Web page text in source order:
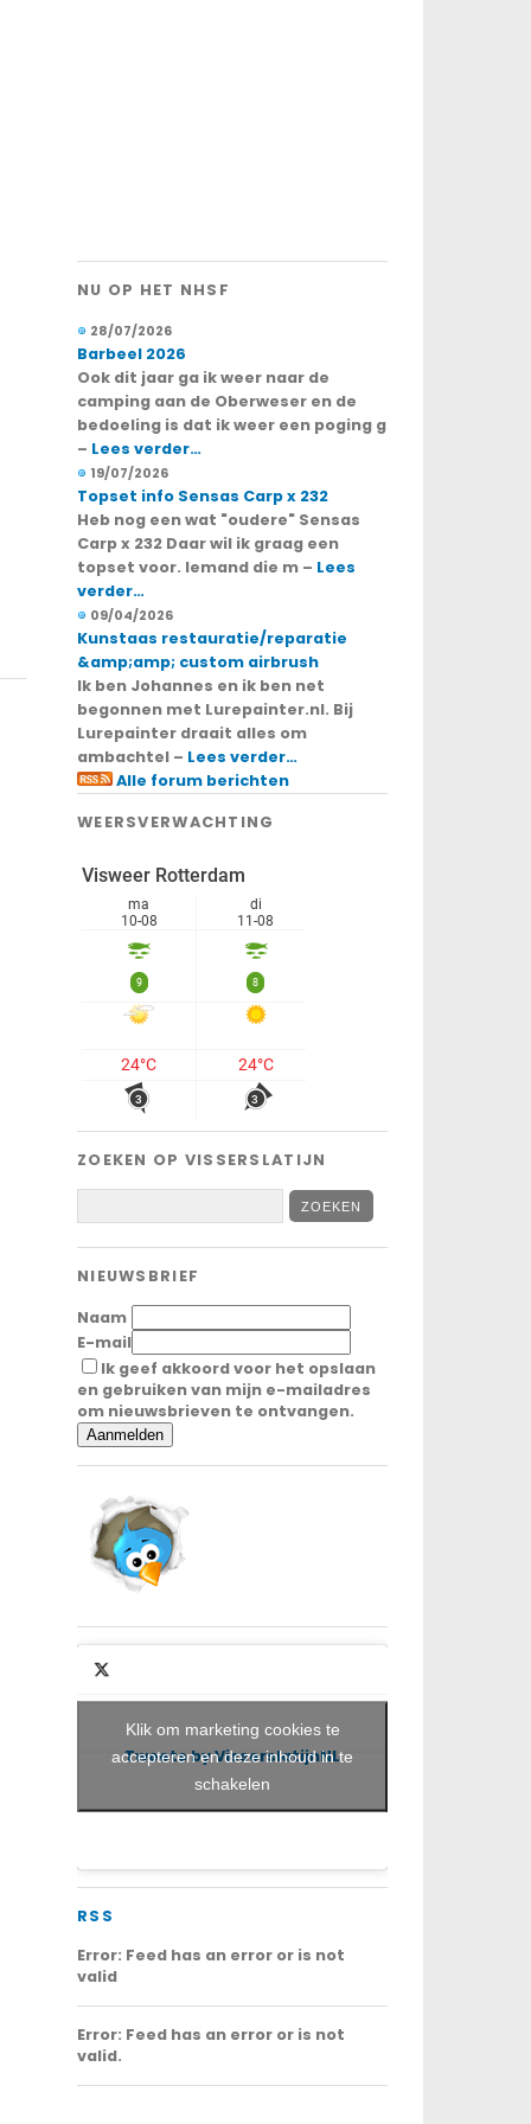
NU OP HET NHSF
28/07/2026
Barbeel 2026
Ook dit jaar ga ik weer naar de
camping aan de Oberweser en de
bedoeling is dat ik weer een poging g
– Lees verder…
19/07/2026
Topset info Sensas Carp x 232
Heb nog een wat "oudere" Sensas
Carp x 232 Daar wil ik graag een
topset voor. Iemand die m – Lees
verder…
09/04/2026
Kunstaas restauratie/reparatie
&amp;amp; custom airbrush
Ik ben Johannes en ik ben net
begonnen met Lurepainter.nl. Bij
Lurepainter draait alles om
ambachtel – Lees verder…
Alle forum berichten
WEERSVERWACHTING
ZOEKEN OP VISSERSLATIJN
NIEUWSBRIEF
Naam
E-mail
Ik geef akkoord voor het opslaan
en gebruiken van mijn e-mailadres
om nieuwsbrieven te ontvangen.
Tweets by VisserslatijnNL
Klik om marketing cookies te
accepteren en deze inhoud in te
schakelen
RSS
Error: Feed has an error or is not
valid
Error: Feed has an error or is not
valid.